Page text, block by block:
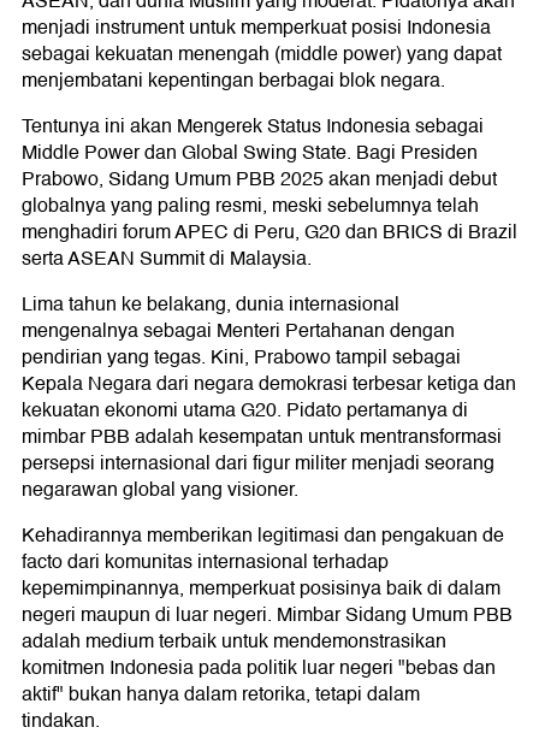
menjadi instrument untuk memperkuat posisi Indonesia
sebagai kekuatan menengah (middle power) yang dapat
menjembatani kepentingan berbagai blok negara.
Tentunya ini akan Mengerek Status Indonesia sebagai
Middle Power dan Global Swing State. Bagi Presiden
Prabowo, Sidang Umum PBB 2025 akan menjadi debut
globalnya yang paling resmi, meski sebelumnya telah
menghadiri forum APEC di Peru, G20 dan BRICS di Brazil
serta ASEAN Summit di Malaysia.
Lima tahun ke belakang, dunia internasional
mengenalnya sebagai Menteri Pertahanan dengan
pendirian yang tegas. Kini, Prabowo tampil sebagai
Kepala Negara dari negara demokrasi terbesar ketiga dan
kekuatan ekonomi utama G20. Pidato pertamanya di
mimbar PBB adalah kesempatan untuk mentransformasi
persepsi internasional dari figur militer menjadi seorang
negarawan global yang visioner.
Kehadirannya memberikan legitimasi dan pengakuan de
facto dari komunitas internasional terhadap
kepemimpinannya, memperkuat posisinya baik di dalam
negeri maupun di luar negeri. Mimbar Sidang Umum PBB
adalah medium terbaik untuk mendemonstrasikan
komitmen Indonesia pada politik luar negeri "bebas dan
aktif" bukan hanya dalam retorika, tetapi dalam
tindakan.